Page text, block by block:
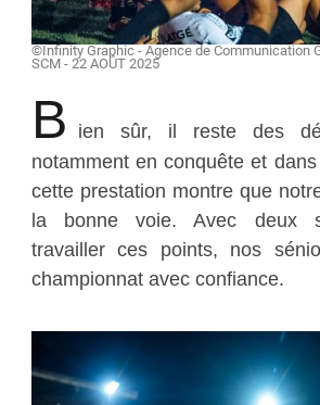
©Infinity Graphic - Agence de Communication
SCM - 22 AOÛT 2025
B
ien sûr, il reste des
notamment en conquête et
cette prestation montre que
la bonne voie. Avec deux
travailler ces points, nos
championnat avec confiance.